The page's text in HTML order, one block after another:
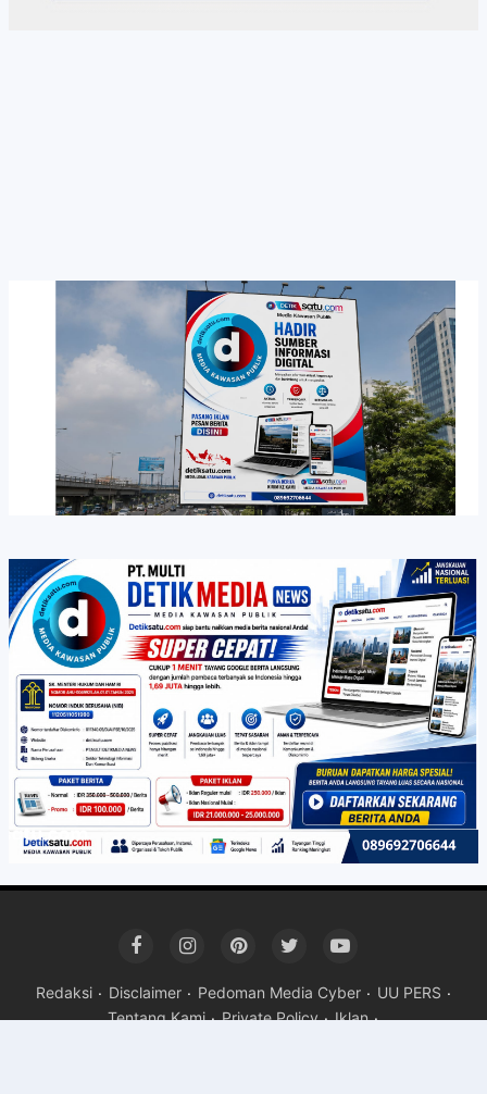
Redaksi Disclaimer Pedoman Media Cyber
UU PERS
Tentang Kami
Private Policy Iklan